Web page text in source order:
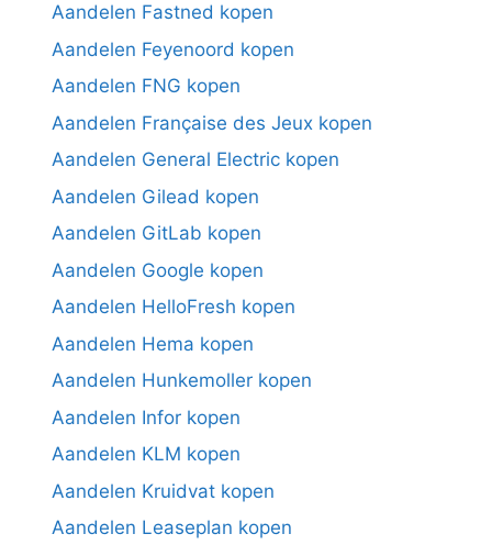
Aandelen Fastned kopen
Aandelen Feyenoord kopen
Aandelen FNG kopen
Aandelen Française des Jeux kopen
Aandelen General Electric kopen
Aandelen Gilead kopen
Aandelen GitLab kopen
Aandelen Google kopen
Aandelen HelloFresh kopen
Aandelen Hema kopen
Aandelen Hunkemoller kopen
Aandelen Infor kopen
Aandelen KLM kopen
Aandelen Kruidvat kopen
Aandelen Leaseplan kopen